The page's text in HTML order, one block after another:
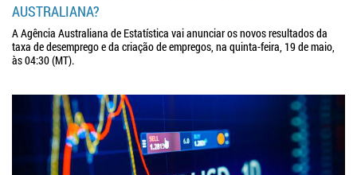
AUSTRALIANA?
A Agência Australiana de Estatística vai anunciar os novos resultados da
taxa de desemprego e da criação de empregos, na quinta-feira, 19 de maio,
às 04:30 (MT).